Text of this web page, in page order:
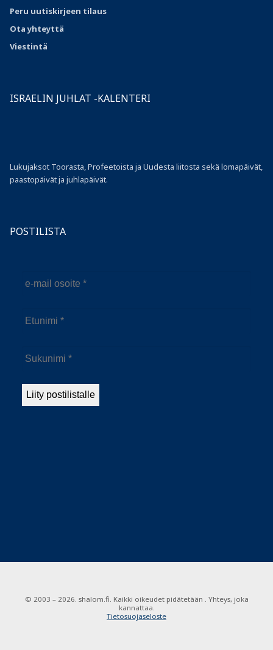
Peru uutiskirjeen tilaus
Otayhteyttä
Viestintä
ISRAELIN JUHLAT -KALENTERI
Lukujaksot Toorasta, Profeetoista ja Uudesta liitosta sekä lomapäivät,
paastopäivät ja juhlapäivät.
POSTILISTA
© 2003 – 2026. shalom.fi. Kaikki oikeudet pidätetään . Yhteys, joka
kannattaa.
Tietosuojaseloste